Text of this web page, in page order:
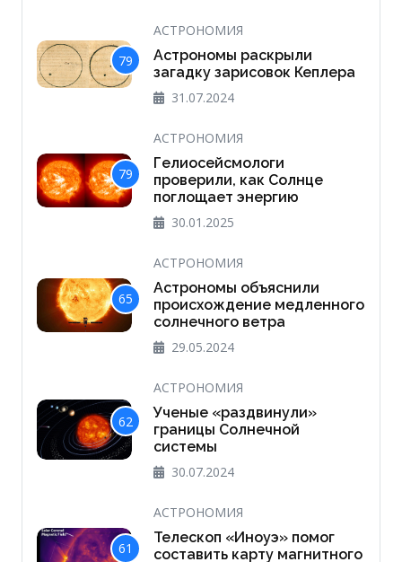
79
АСТРОНОМИЯ
Астрономы раскрыли
загадку зарисовок Кеплера
31.07.2024
79
АСТРОНОМИЯ
Гелиосейсмологи
проверили, как Солнце
поглощает энергию
30.01.2025
65
АСТРОНОМИЯ
Астрономы объяснили
происхождение медленного
солнечного ветра
29.05.2024
62
АСТРОНОМИЯ
Ученые «раздвинули»
границы Солнечной
системы
30.07.2024
61
АСТРОНОМИЯ
Телескоп «Иноуэ» помог
составить карту магнитного